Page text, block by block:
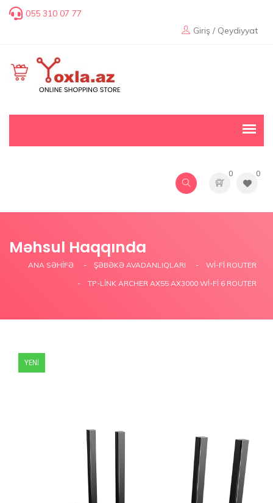
055 310 07 77
Giriş / Qeydiyyat
0 0
Məhsul Haqqında
ANA SƏHIFƏ ŞƏBƏKƏ AVADANLIQLARI
WI-FI ROUTER
TP-LINK ARCHER AX55 AX3000 WI-FI 6 ROUTER
YENİ